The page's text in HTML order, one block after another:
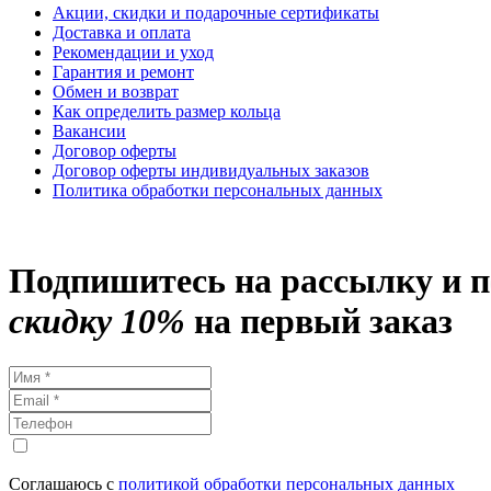
Акции, скидки и подарочные сертификаты
Доставка и оплата
Рекомендации и уход
Гарантия и ремонт
Обмен и возврат
Как определить размер кольца
Вакансии
Договор оферты
Договор оферты индивидуальных заказов
Политика обработки персональных данных
Подпишитесь на рассылку и
скидку 10% на первый заказ
Соглашаюсь с политикой обработки персональных данных